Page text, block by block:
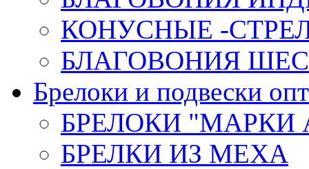
КОНУСНЫЕ -
БЛАГОВОНИЯ
Брелоки и подвески
БРЕЛОКИ "МАРКИ
БРЕЛКИ ИЗ МЕХА